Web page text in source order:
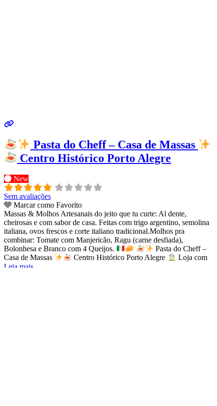
Pasta do Cheff – Casa de Massas
Centro Histórico Porto Alegre
New
Sem avaliações
Marcar como Favorito
Massas & Molhos Artesanais do jeito que tu curte: Al dente,
cheirosas e com sabor de casa. Feitas com trigo argentino, semolina
italiana, ovos frescos e corte italiano tradicional.Molhos pra
combinar: Tomate com Manjericão, Ragu (carne desfiada),
Bolonhesa e Branco com 4 Queijos.
Pasta do Cheff –
Casa de Massas
Centro Histórico Porto Alegre
Loja com
Leia mais...